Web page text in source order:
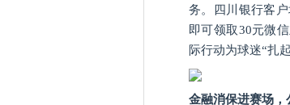
务。四川银行客
即可领取30元微
际行动为球迷“扎
金融消保进赛场，